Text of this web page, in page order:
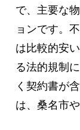
で、主要な
ョンです。
は比較的安
る法的規制
く契約書が
は、桑名市